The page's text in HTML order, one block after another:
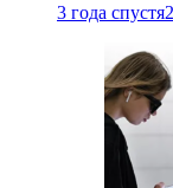
3 года спустя